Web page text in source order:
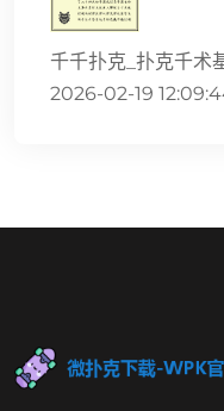
千千扑克_扑克千术
2026-02-19